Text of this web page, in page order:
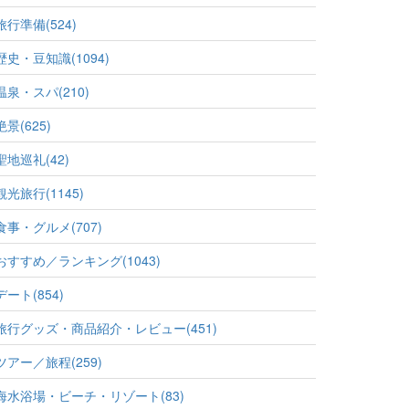
行準備(524)
史・豆知識(1094)
泉・スパ(210)
景(625)
地巡礼(42)
光旅行(1145)
事・グルメ(707)
すすめ／ランキング(1043)
ート(854)
行グッズ・商品紹介・レビュー(451)
アー／旅程(259)
水浴場・ビーチ・リゾート(83)